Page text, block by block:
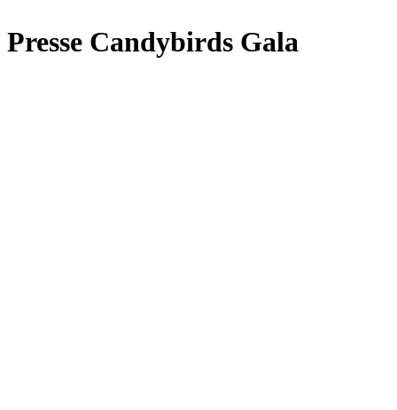
Presse Candybirds Gala